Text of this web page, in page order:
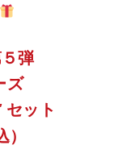
弾
ズ
セット
）